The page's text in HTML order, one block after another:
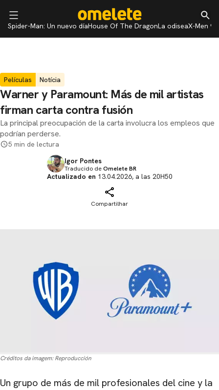
Spider-Man: Un nuevo díaHouse Of The DragonLa odiseaX-Men 97
Películas Notícia
Warner y Paramount: Más de mil artistas
firman carta contra fusión
La principal preocupación de la carta involucra los empleos que
podrían perderse.
5 min de lectura
Igor Pontes
Traducido deOmelete BR
Actualizado en 13.04.2026, a las 20H50
Compartilhar
Créditos da imagem: Reproducción
Un grupo de más de mil profesionales del cine y la